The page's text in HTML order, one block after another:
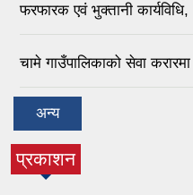
फरफारक एवं भुक्तानी
चामे गाउँपालिकाको सेवा करारमा
अन्य
प्रकाशन